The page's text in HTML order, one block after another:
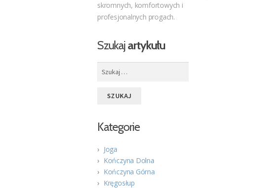
skromnych, komfortowych i
profesjonalnych progach.
Szukajartykułu
Kategorie
Joga
Kończyna Dolna
Kończyna Górna
Kręgosłup